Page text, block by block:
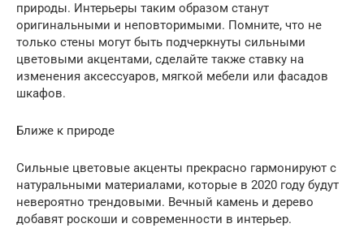
природы. Интерьеры таким образом станут
оригинальными и неповторимыми. Помните, что не
только стены могут быть подчеркнуты сильными
цветовыми акцентами, сделайте также ставку на
изменения аксессуаров, мягкой мебели или фасадов
шкафов.
Ближе к природе
Сильные цветовые акценты прекрасно гармонируют с
натуральными материалами, которые в 2020 году будут
невероятно трендовыми. Вечный камень и дерево
добавят роскоши и современности в интерьер.